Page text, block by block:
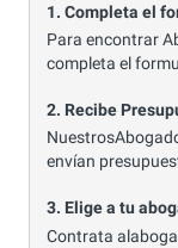
1. Completa el
Para encontrar
completa el
2. Recibe
envían
3. Elige a tu
Contrata